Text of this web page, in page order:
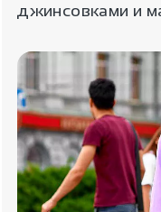
джинсовками и